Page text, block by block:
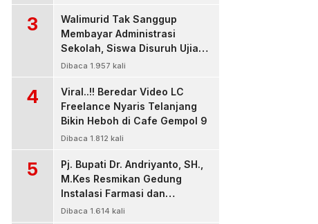
3
Walimurid Tak Sanggup
Membayar Administrasi
Sekolah, Siswa Disuruh Ujian
di Luar Kelas
Dibaca 1.957 kali
4
Viral..!! Beredar Video LC
Freelance Nyaris Telanjang
Bikin Heboh di Cafe Gempol 9
Dibaca 1.812 kali
5
Pj. Bupati Dr. Andriyanto, SH.,
M.Kes Resmikan Gedung
Instalasi Farmasi dan
Dropzone IGD, RSUD Bangil
Dibaca 1.614 kali